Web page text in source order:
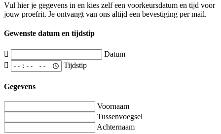
Vul hier je gegevens in en kies zelf een voorkeursdatum en tijd voor
jouw proefrit. Je ontvangt van ons altijd een bevestiging per mail.
Gewenste datum en tijdstip
Datum
Tijdstip
Gegevens
Voornaam
Tussenvoegsel
Achternaam